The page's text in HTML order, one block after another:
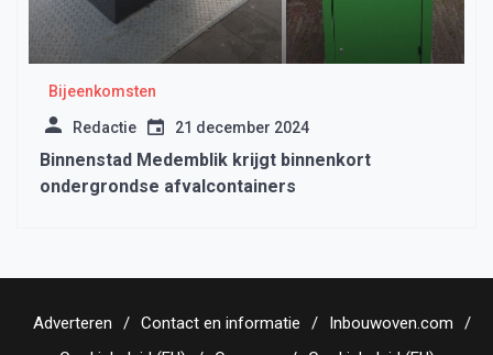
Bijeenkomsten
Redactie 21 december 2024
Binnenstad Medemblik krijgt binnenkort
ondergrondse afvalcontainers
Adverteren Contact en informatie
Inbouwoven.com